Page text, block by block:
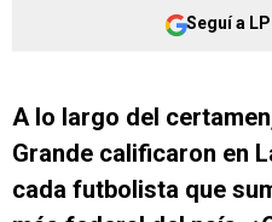
Seguí a
A lo largo del
Grande calificaron en
cada futbolista que